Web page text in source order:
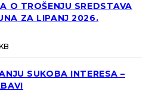
O TROŠENJU SREDSTAVA
ZA LIPANJ 2026.
SUKOBA INTERESA –